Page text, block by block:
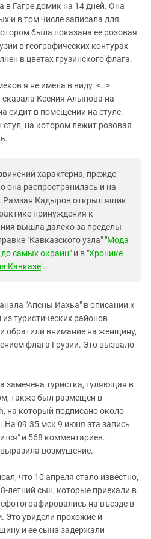
в Гагре домик на 14 дней. Она
и в том числе записала для
была показана ее розовая
в географических контурах
в цветах грузинского флага.
я не имела в виду. <…>
Ксения Алыпова на
сидит в помещении на стуле.
на котором лежит розовая
характерна, прежде
она распространилась и на
Рамзан Кадыров открыл ящик
принуждения к
вышла далеко за пределы
"Кавказского узла" "Мода
до самых окраин" и в "Хронике
Кавказе".
"Апсны Иахьа" в описании к
туристических районов
обратили внимание на женщину,
флага Грузии. Это вызвало
замечена туристка, гуляющая в
также был размещен в
на который подписано около
На 09.35 мск 9 июня эта запись
и 568 комментариев.
возмущение.
что 10 апреля стало известно,
летний сын, которые приехали в
на въезде в
Это увидели прохожие и
и ее сына задержали